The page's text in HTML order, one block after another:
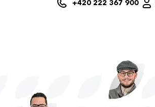
+420 222 367 900